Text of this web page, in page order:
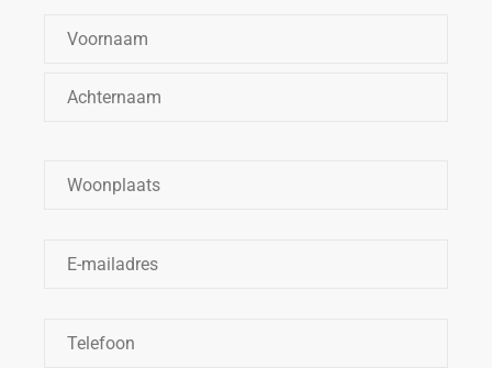
Naam
Woonplaats
Telefoon